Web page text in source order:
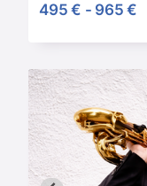
495 € - 965 €